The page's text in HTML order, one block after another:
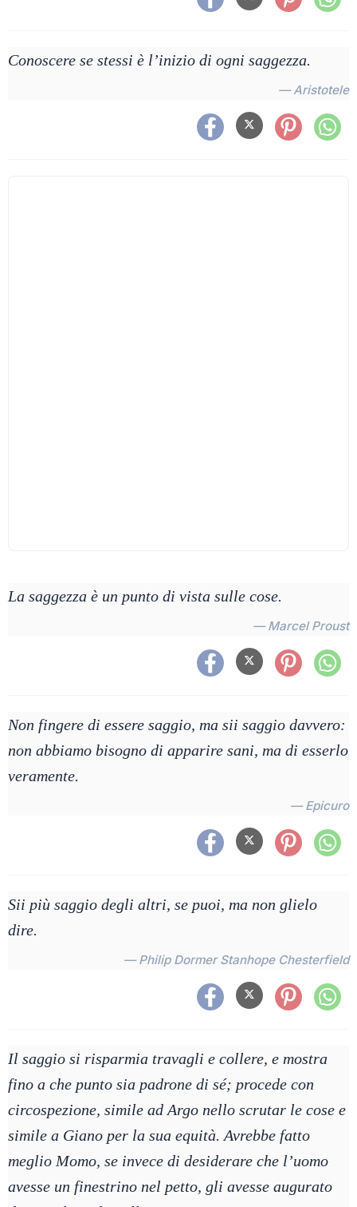
Conoscere se stessi è l’inizio di ogni saggezza.
— Aristotele
La saggezza è un punto di vista sulle cose.
— Marcel Proust
Non fingere di essere saggio, ma sii saggio davvero:
non abbiamo bisogno di apparire sani, ma di esserlo
veramente.
— Epicuro
Sii più saggio degli altri, se puoi, ma non glielo
dire.
— Philip Dormer Stanhope Chesterfield
Il saggio si risparmia travagli e collere, e mostra
fino a che punto sia padrone di sé; procede con
circospezione, simile ad Argo nello scrutar le cose e
simile a Giano per la sua equità. Avrebbe fatto
meglio Momo, se invece di desiderare che l’uomo
avesse un finestrino nel petto, gli avesse augurato